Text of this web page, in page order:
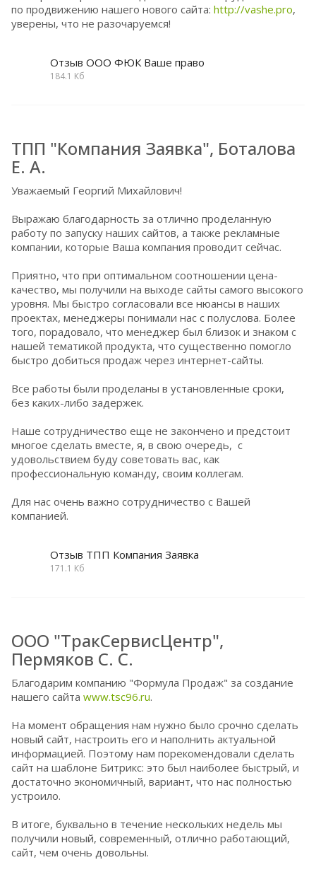
по продвижению нашего нового сайта: http://vashe.pro,
уверены, что не разочаруемся!
Отзыв ООО ФЮК Ваше право
184.1 Кб
ТПП "Компания Заявка", Боталова
Е. А.
Уважаемый Георгий Михайлович!
Выражаю благодарность за отлично проделанную
работу по запуску наших сайтов, а также рекламные
компании, которые Ваша компания проводит сейчас.
Приятно, что при оптимальном соотношении цена-
качество, мы получили на выходе сайты самого высокого
уровня. Мы быстро согласовали все нюансы в наших
проектах, менеджеры понимали нас с полуслова. Более
того, порадовало, что менеджер был близок и знаком с
нашей тематикой продукта, что существенно помогло
быстро добиться продаж через интернет-сайты.
Все работы были проделаны в установленные сроки,
без каких-либо задержек.
Наше сотрудничество еще не закончено и предстоит
многое сделать вместе, я, в свою очередь, с
удовольствием буду советовать вас, как
профессиональную команду, своим коллегам.
Для нас очень важно сотрудничество с Вашей
компанией.
Отзыв ТПП Компания Заявка
171.1 Кб
ООО "ТракСервисЦентр",
Пермяков С. С.
Благодарим компанию "Формула Продаж" за создание
нашего сайта www.tsc96.ru.
На момент обращения нам нужно было срочно сделать
новый сайт, настроить его и наполнить актуальной
информацией. Поэтому нам порекомендовали сделать
сайт на шаблоне Битрикс: это был наиболее быстрый, и
достаточно экономичный, вариант, что нас полностью
устроило.
В итоге, буквально в течение нескольких недель мы
получили новый, современный, отлично работающий,
сайт, чем очень довольны.